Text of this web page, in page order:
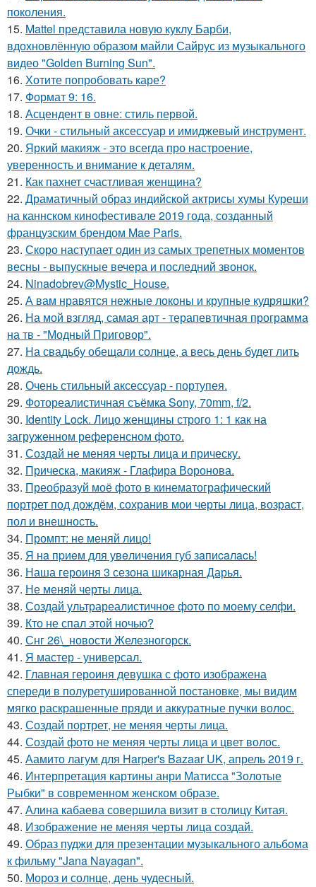
поколения.
15. Mattel представила новую куклу Барби,
вдохновлённую образом майли Сайрус из музыкального
видео "Golden Burning Sun".
16. Хотите попробовать каре?
17. Формат 9: 16.
18. Асцендент в овне: стиль первой.
19. Очки - стильный аксессуар и имиджевый инструмент.
20. Яркий макияж - это всегда про настроение,
уверенность и внимание к деталям.
21. Как пахнет счастливая женщина?
22. Драматичный образ индийской актрисы хумы Куреши
на каннском кинофестивале 2019 года, созданный
французским брендом Mae Paris.
23. Скоро наступает один из самых трепетных моментов
весны - выпускные вечера и последний звонок.
24. Ninadobrev@Mystic_House.
25. А вам нравятся нежные локоны и крупные кудряшки?
26. На мой взгляд, самая арт - терапевтичная программа
на тв - "Модный Приговор".
27. На свадьбу обещали солнце, а весь день будет лить
дождь.
28. Очень стильный аксессуар - портупея.
29. Фотореалистичная съёмка Sony, 70mm, f/2.
30. Identity Lock. Лицо женщины строго 1: 1 как на
загруженном референсном фото.
31. Создай не меняя черты лица и прическу.
32. Прическа, макияж - Глафира Воронова.
33. Преобразуй моё фото в кинематографический
портрет под дождём, сохранив мои черты лица, возраст,
пол и внешность.
34. Промпт: не меняй лицо!
35. Я нa пpиeм для увeличeния губ зaпиcaлacь!
36. Наша героиня 3 сезона шикарная Дарья.
37. Не меняй черты лица.
38. Создай ультрареалистичное фото по моему селфи.
39. Кто не спал этой ночью?
40. Снг 26\_новости Железногорск.
41. Я мастер - универсал.
42. Главная героиня девушка с фото изображена
спереди в полуретушированной постановке, мы видим
мягко раскрашенные пряди и аккуратные пучки волос.
43. Создай портрет, не меняя черты лица.
44. Создай фото не меняя черты лица и цвет волос.
45. Аамито лагум для Harper's Bazaar UK, апрель 2019 г.
46. Интерпретация картины анри Матисса "Золотые
Рыбки" в современном женском образе.
47. Алина кабаева совершила визит в столицу Китая.
48. Изображение не меняя черты лица создай.
49. Образ пуджи для презентации музыкального альбома
к фильму "Jana Nayagan".
50. Мороз и солнце, день чудесный.